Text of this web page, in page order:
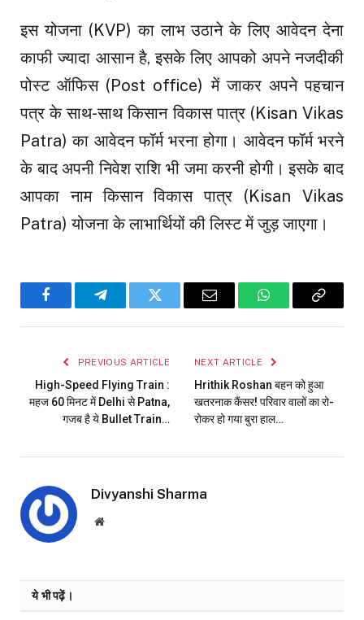
इस योजना (KVP) का लाभ उठाने के लिए आवेदन देना
काफी ज्यादा आसान है, इसके लिए आपको अपने नजदीकी
पोस्ट ऑफिस (Post office) में जाकर अपने पहचान
पत्र के साथ-साथ किसान विकास पात्र (Kisan Vikas
Patra) का आवेदन फॉर्म भरना होगा। आवेदन फॉर्म भरने
के बाद अपनी निवेश राशि भी जमा करनी होगी। इसके बाद
आपका नाम किसान विकास पात्र (Kisan Vikas
Patra) योजना के लाभार्थियों की लिस्ट में जुड़ जाएगा।
FacebookTelegramTwitter Email WhatsAppCopy
PREVIOUS ARTICLE
High-Speed Flying Train :
महज 60 मिनट में Delhi से Patna,
गजब है ये Bullet Train…
NEXT ARTICLE
Hrithik Roshan बहन को हुआ
खतरनाक कैंसर! परिवार वालों का रो-
रोकर हो गया बुरा हाल…
Divyanshi Sharma
Website
ये भी पढ़ें।